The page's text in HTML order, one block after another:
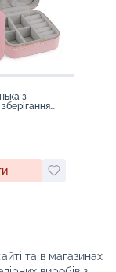
з
та в магазинах